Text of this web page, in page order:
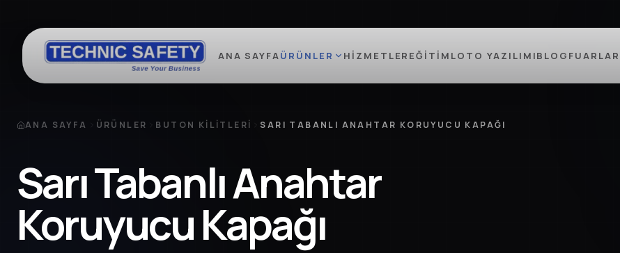
ANA SAYFA ÜRÜNLER HIZMETLER EĞITIM LOTO YAZILIMIBLOG FUARLAR
ANA SAYFA ÜRÜNLER BUTON KILITLERI SARI TABANLI ANAHTAR KORUYUCU KAPAĞI
Sarı Tabanlı Anahtar
Koruyucu Kapağı